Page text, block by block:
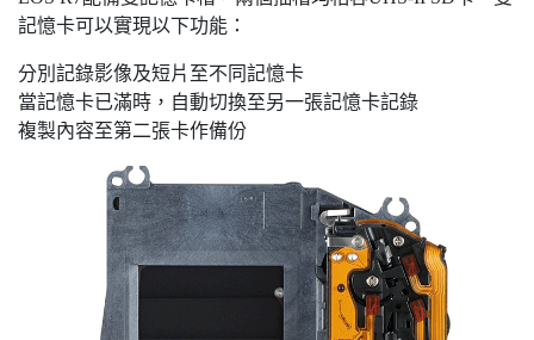
記憶卡可以實現以下功能：
分別記錄影像及短片至不同記憶卡
當記憶卡已滿時，自動切換至另一張記憶卡記錄
複製內容至第二張卡作備份